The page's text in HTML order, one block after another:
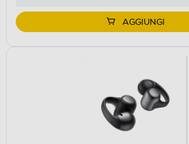
AGGIUNGI